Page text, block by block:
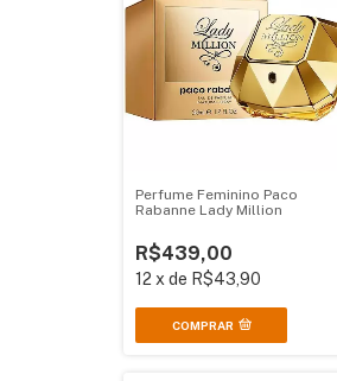
Perfume Feminino Paco
Rabanne Lady Million
R$439,00
12 x de R$43,90
COMPRAR